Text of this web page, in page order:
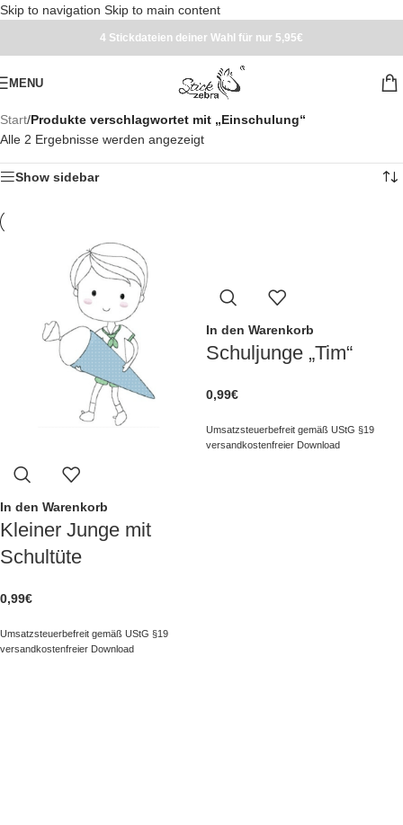
Skip to navigation Skip to main content
4 Stickdateien deiner Wahl für nur 5,95€
MENU
Start/Produkte verschlagwortet mit „Einschulung“
Alle 2 Ergebnisse werden angezeigt
Show sidebar
In den Warenkorb
Kleiner Junge mit
Schultüte
0,99€
Umsatzsteuerbefreit gemäß UStG §19
versandkostenfreier Download
In den Warenkorb
Schuljunge „Tim“
0,99€
Umsatzsteuerbefreit gemäß UStG §19
versandkostenfreier Download